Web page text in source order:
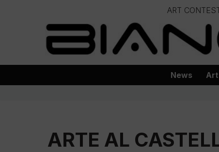
ART
– – – –
– – – – – – – – – – – – – – – Progetto
News
ARTE AL